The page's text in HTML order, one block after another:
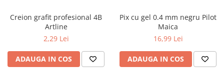
Compasuri
Truse geometrie
Socotitori și bețisoare pentru
numărat
Ghiozdane și rucsacuri
Creion grafit profesional 4B
Artline
2,29 Lei
ADAUGA IN COS
Pix cu gel 0.4 mm negru Pilot
Maica
16,99 Lei
ADAUGA IN COS